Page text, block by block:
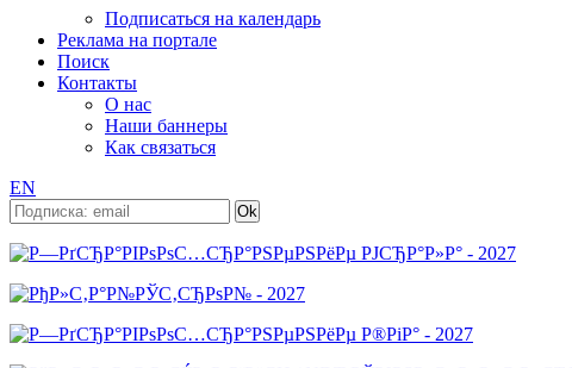
Подписаться на календарь
Реклама на портале
Поиск
Контакты
О нас
Наши баннеры
Как связаться
EN